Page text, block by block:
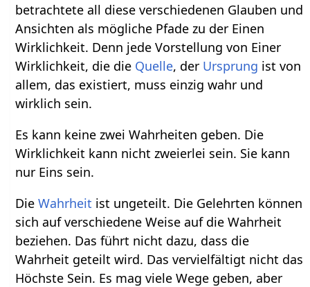
betrachtete all diese verschiedenen Glauben und
Ansichten als mögliche Pfade zu der Einen
Wirklichkeit. Denn jede Vorstellung von Einer
Wirklichkeit, die die Quelle, der Ursprung ist von
allem, das existiert, muss einzig wahr und
wirklich sein.
Es kann keine zwei Wahrheiten geben. Die
Wirklichkeit kann nicht zweierlei sein. Sie kann
nur Eins sein.
DieWahrheit ist ungeteilt. Die Gelehrten können
sich auf verschiedene Weise auf die Wahrheit
beziehen. Das führt nicht dazu, dass die
Wahrheit geteilt wird. Das vervielfältigt nicht das
Höchste Sein. Es mag viele Wege geben, aber